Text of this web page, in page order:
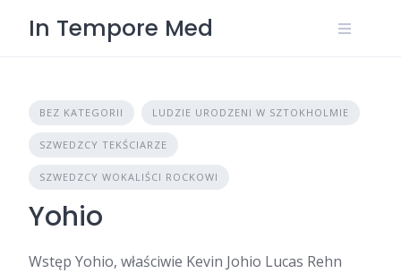
In Tempore Med
BEZ KATEGORII LUDZIE URODZENI W SZTOKHOLMIE
SZWEDZCY TEKŚCIARZE
SZWEDZCY WOKALIŚCI ROCKOWI
Yohio
Wstęp Yohio, właściwie Kevin Johio Lucas Rehn